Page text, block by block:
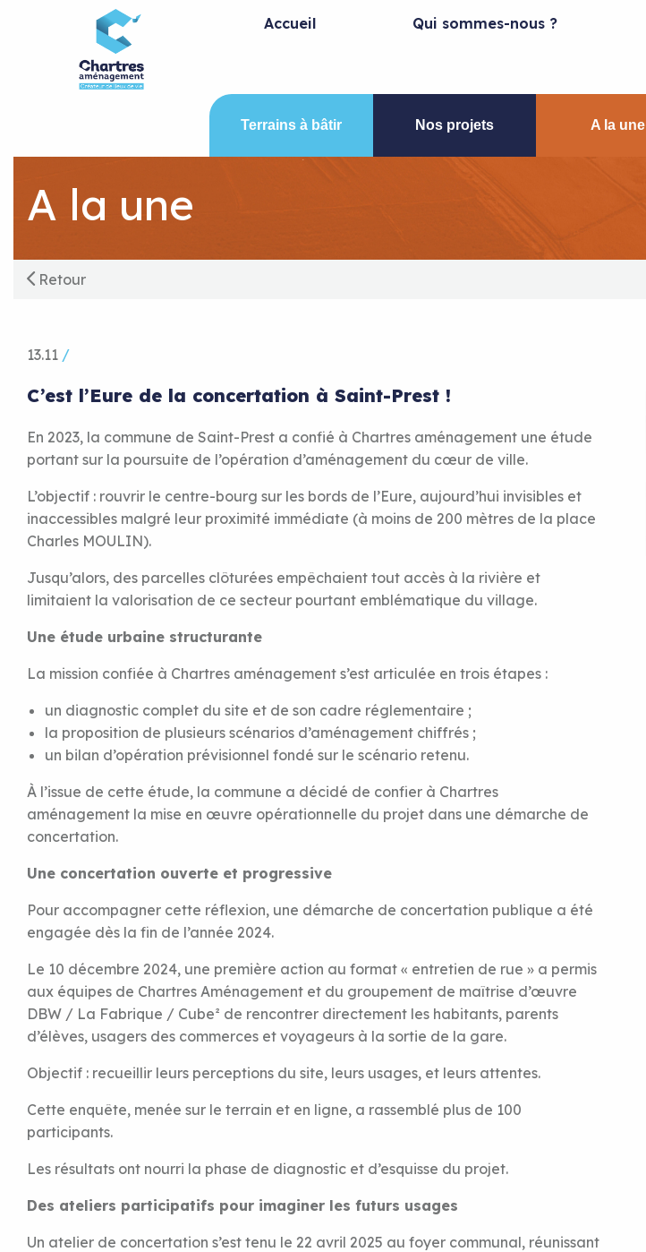
Accueil Qui sommes-nous ?
Terrains à bâtir Nos projets A la une
A la une
Retour
13.11 /
C’est l’Eure de la concertation à Saint-Prest !
En 2023, la commune de Saint-Prest a confié à Chartres aménagement une étude
portant sur la poursuite de l’opération d’aménagement du cœur de ville.
L’objectif : rouvrir le centre-bourg sur les bords de l’Eure, aujourd’hui invisibles et
inaccessibles malgré leur proximité immédiate (à moins de 200 mètres de la place
Charles MOULIN).
Jusqu’alors, des parcelles clôturées empêchaient tout accès à la rivière et
limitaient la valorisation de ce secteur pourtant emblématique du village.
Une étude urbaine structurante
La mission confiée à Chartres aménagement s’est articulée en trois étapes :
un diagnostic complet du site et de son cadre réglementaire ;
la proposition de plusieurs scénarios d’aménagement chiffrés ;
un bilan d’opération prévisionnel fondé sur le scénario retenu.
À l’issue de cette étude, la commune a décidé de confier à Chartres
aménagement la mise en œuvre opérationnelle du projet dans une démarche de
concertation.
Une concertation ouverte et progressive
Pour accompagner cette réflexion, une démarche de concertation publique a été
engagée dès la fin de l’année 2024.
Le 10 décembre 2024, une première action au format « entretien de rue » a permis
aux équipes de Chartres Aménagement et du groupement de maîtrise d’œuvre
DBW / La Fabrique / Cube² de rencontrer directement les habitants, parents
d’élèves, usagers des commerces et voyageurs à la sortie de la gare.
Objectif : recueillir leurs perceptions du site, leurs usages, et leurs attentes.
Cette enquête, menée sur le terrain et en ligne, a rassemblé plus de 100
participants.
Les résultats ont nourri la phase de diagnostic et d’esquisse du projet.
Des ateliers participatifs pour imaginer les futurs usages
Un atelier de concertation s’est tenu le 22 avril 2025 au foyer communal, réunissant
Panneau de gestion des cookies